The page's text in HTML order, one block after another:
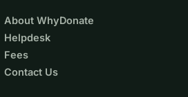
About WhyDonate
Helpdesk
Fees
Contact Us